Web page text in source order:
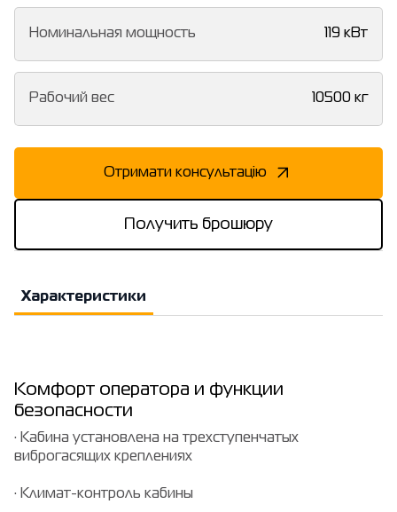
Номинальная мощность 119 кВт
Рабочий вес 10500 кг
Отримати консультацію
Получить брошюру
Характеристики
Комфорт оператора и функции
безопасности
· Кабина установлена на трехступенчатых
виброгасящих креплениях
· Климат-контроль кабины